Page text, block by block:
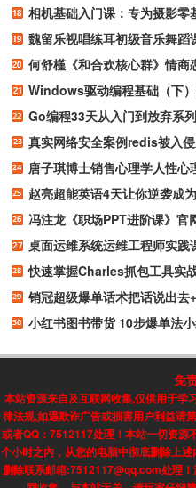
相机基础入门课：专为摄影零
魏留乐视唱练耳初级音乐舞蹈
何舒槿《和合欢核心群》情商
Windows驱动编程基础（下
Go编程33天从入门到放弃系
真实网络安全案例redis被入
唐子琪博士销售心理学人性心
赵亮超能英语4天让你逆袭成
冯注龙《职场PPT进阶课》官
桌面运维系统运维工程师实践
快速掌握Charles抓包工具实
销冠超级爆单话术把话说出去
小红书图书带货 10步爆单法
免
本站资源来自及互联网收集,仅供用于学
律法规,如遇欺诈广告或损害用户利益请
或者QQ：7512117处理！本站一切资源
个小时之内，从您的电脑中彻底删除上
删除联系邮箱:7512117@qq.com处理！